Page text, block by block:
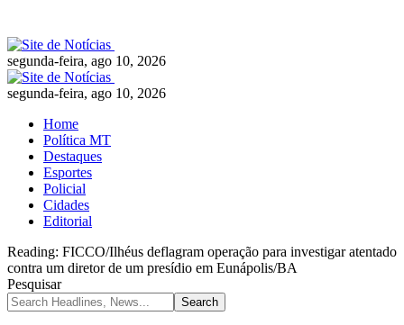
segunda-feira, ago 10, 2026
segunda-feira, ago 10, 2026
Home
Política MT
Destaques
Esportes
Policial
Cidades
Editorial
Reading: FICCO/Ilhéus deflagram operação para investigar atentado
contra um diretor de um presídio em Eunápolis/BA
Pesquisar